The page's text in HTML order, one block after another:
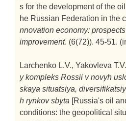
s for the development of the
he Russian Federation in the
nnovation economy:
improvement. (6(72)). 45-51.
Larchenko L.V., Yakovleva
y kompleks Rossii v novyh
skaya situatsiya,
h rynkov sbyta [Russia's oil
conditions: the geopolitical